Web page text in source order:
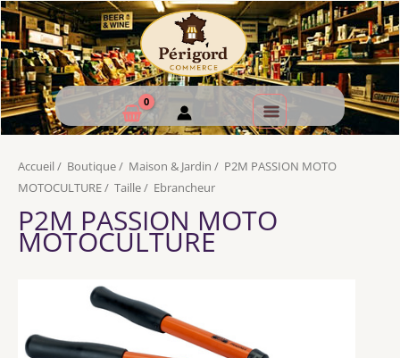
Accueil / Boutique/ Maison & Jardin / P2M PASSION MOTO
MOTOCULTURE/ Taille/ Ebrancheur
P2M PASSION MOTO
MOTOCULTURE